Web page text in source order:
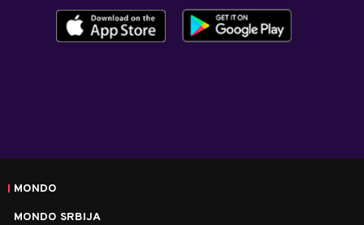
MONDO
MONDO SRBIJA